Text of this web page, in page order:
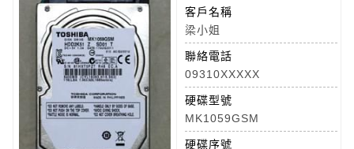
客戶名稱
梁小姐
聯絡電話
09310XXXXX
硬碟型號
MK1059GSM
硬碟序號